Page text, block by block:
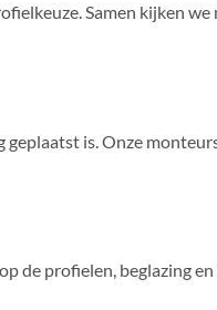
Samen kijken
geplaatst is. Onze
de profielen, beglazing